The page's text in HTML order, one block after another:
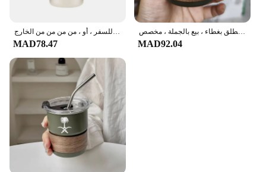
كوب حراري مزدوج من الفولاذ المقاوم للصدأ ، ترمس سيارة ، شاي ، ماء ، قهوة ، مانع للتسرب ، كوب حراري للسفر ، أو ، من من من من الخارج
MAD78.47
كوب من الفولاذ المقاوم للصدأ بشعار وطني بشعار المملكة العربية السعودية ، كوب قهوة للتخييم في الهواء الطلق بغطاء ، بيع بالجملة ، مخصص ،
MAD92.04